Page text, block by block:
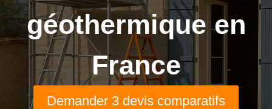
géothermique en
France
Demander 3 devis comparatifs